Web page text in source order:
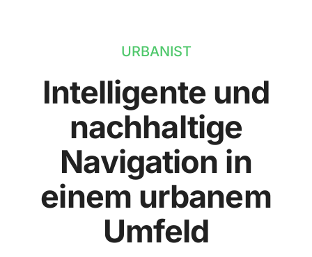
URBANIST
Intelligente und
nachhaltige
Navigation in
einem urbanem
Umfeld